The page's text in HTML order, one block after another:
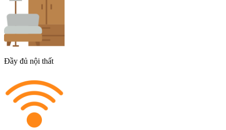
Đầy đủ nội thất